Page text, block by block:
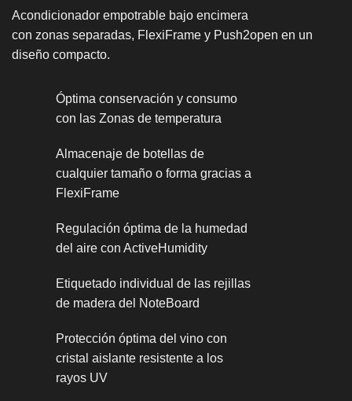
Acondicionador empotrable bajo encimera
con zonas separadas, FlexiFrame y Push2open en un
diseño compacto.
Óptima conservación y consumo
con las Zonas de temperatura
Almacenaje de botellas de
cualquier tamaño o forma gracias a
FlexiFrame
Regulación óptima de la humedad
del aire con ActiveHumidity
Etiquetado individual de las rejillas
de madera del NoteBoard
Protección óptima del vino con
cristal aislante resistente a los
rayos UV